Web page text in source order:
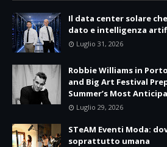
Il data center solare
dato e intelligenza
Luglio 31, 2026
Robbie Williams in
and Big Art Festival
Summer’s Most
Luglio 29, 2026
STeAM Eventi Moda:
soprattutto umana